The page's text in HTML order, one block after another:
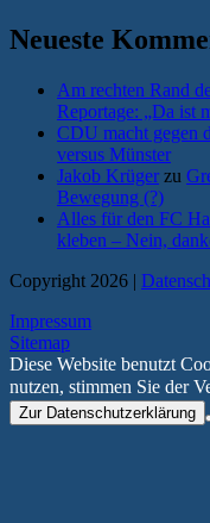
Neueste
Am rechten Rand
Reportage: „Da ist
CDU macht gegen
versus Münster
Jakob Krüger zu
Bewegung (?)
Alles für den FC
kleben – Nein,
Copyright 2026 |
Impressum
Sitemap
Diese Website benutzt
nutzen, stimmen Sie der
Zur Datenschutzerklärung